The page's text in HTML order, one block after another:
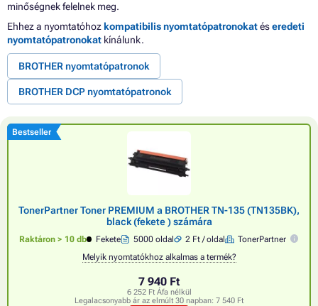
minőségnek felelnek meg.
Ehhez a nyomtatóhoz kompatibilis nyomtatópatronokatéseredeti
nyomtatópatronokat kínálunk.
BROTHER nyomtatópatronok
BROTHER DCP nyomtatópatronok
Bestseller
TonerPartner Toner PREMIUM a BROTHER TN-135 (TN135BK),
black (fekete ) számára
Raktáron > 10 db Fekete 5000 oldal 2 Ft / oldal
TonerPartner
Melyik nyomtatókhoz alkalmas a termék?
7 940 Ft
6 252 Ft Áfa nélkül
Legalacsonyabb ár az elmúlt 30 napban: 7 540 Ft